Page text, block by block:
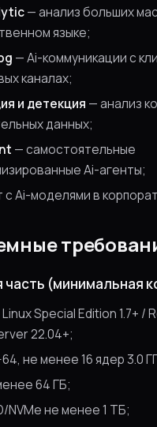
— анализ больших
языке;
— Ai-коммуникации с
каналах;
и детекция — анализ
данных;
— самостоятельные
Ai-агенты;
с Ai-моделями в
(минимальная
Special Edition 1.7+ /
22.04+;
не менее 16 ядер 3.0
64 ГБ;
NVMe не менее 1 ТБ;